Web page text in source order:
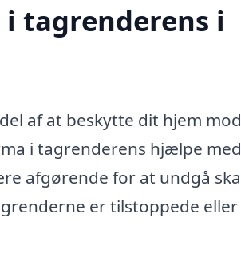
tagrenderens i
af at beskytte dit hjem mod
i tagrenderens hjælpe
afgørende for at undgå
er tilstoppede eller